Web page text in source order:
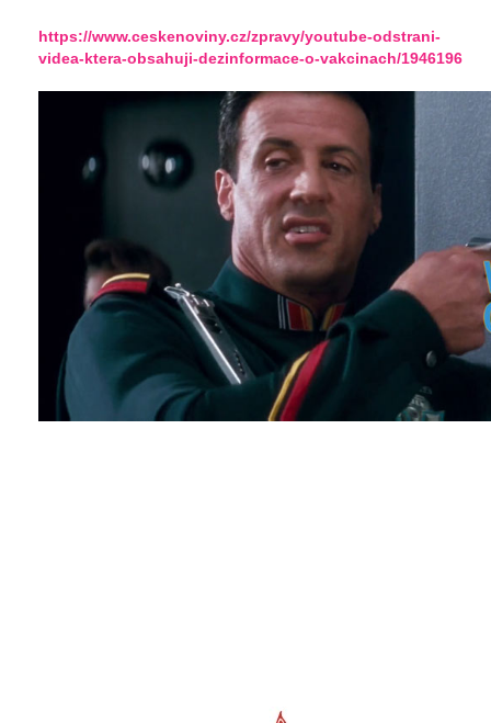
https://www.ceskenoviny.cz/zpravy/youtube-odstrani-
videa-ktera-obsahuji-dezinformace-o-vakcinach/1946196